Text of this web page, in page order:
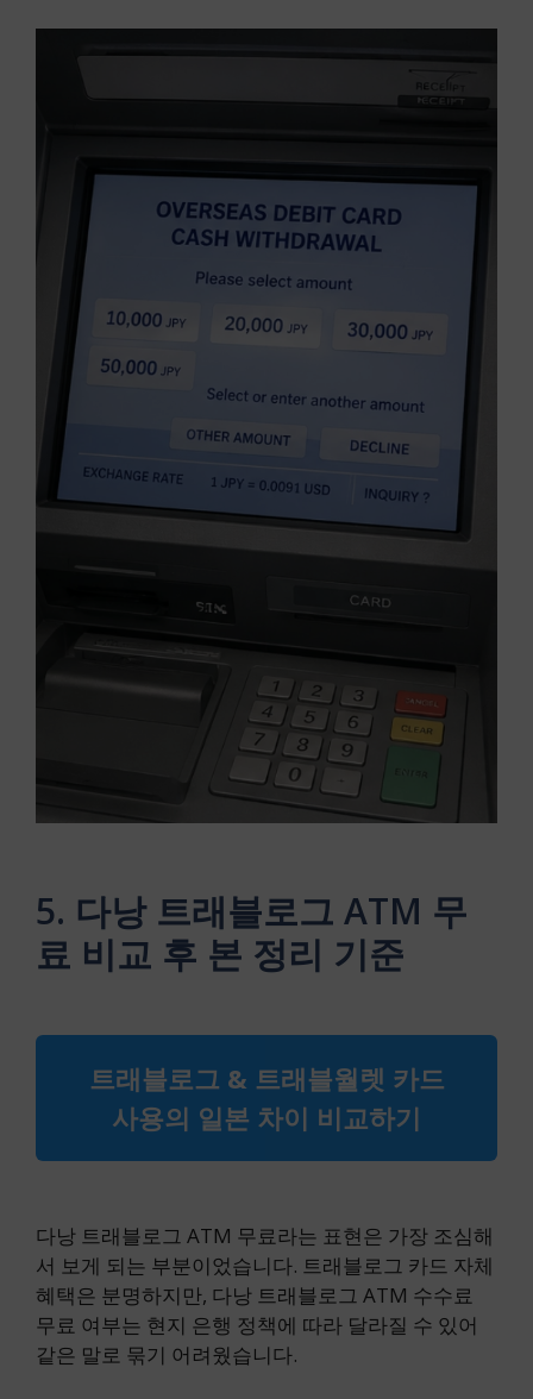
5. 다낭 트래블로그 ATM 무
료 비교 후 본 정리 기준
트래블로그 & 트래블월렛 카드
사용의 일본 차이 비교하기
다낭 트래블로그 ATM 무료라는 표현은 가장 조심해
서 보게 되는 부분이었습니다. 트래블로그 카드 자체
혜택은 분명하지만, 다낭 트래블로그 ATM 수수료
무료 여부는 현지 은행 정책에 따라 달라질 수 있어
같은 말로 묶기 어려웠습니다.